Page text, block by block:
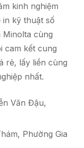
kinh nghiệm
in kỹ thuật số
Minolta cùng
cam kết cung
rẻ, lấy liền cùng
nhất.
Văn Đậu,
Phường Gia